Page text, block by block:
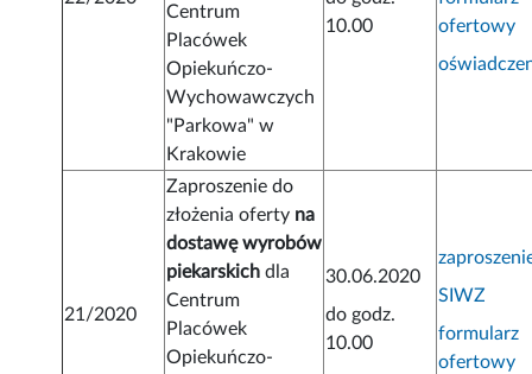
Centrum
Placówek
Opiekuńczo-
Wychowawczych
"Parkowa" w
Krakowie
10.00
ofertowy
21/2020
Zaproszenie do
złożenia oferty na
dostawę wyrobów
piekarskich dla
Centrum
Placówek
Opiekuńczo-
30.06.2020
do godz.
10.00
SIWZ
formularz
ofertowy